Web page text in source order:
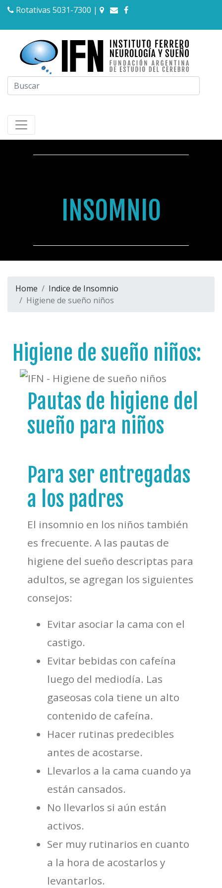
Rotativas 5031-7300 |
INSOMNIO
Home
Indice de Insomnio
Higiene de sueño niños
Higiene de sueño niños:
Pautas de higiene del
sueño para niños
Para ser entregadas
a los padres
El insomnio en los niños también
es frecuente. A las pautas de
higiene del sueño descriptas para
adultos, se agregan los siguientes
consejos:
Evitar asociar la cama con el
castigo.
Evitar bebidas con cafeína
luego del mediodía. Las
gaseosas cola tiene un alto
contenido de cafeína.
Hacer rutinas predecibles
antes de acostarse.
Llevarlos a la cama cuando ya
están cansados.
No llevarlos si aún están
activos.
Ser muy rutinarios en cuanto
a la hora de acostarlos y
levantarlos.